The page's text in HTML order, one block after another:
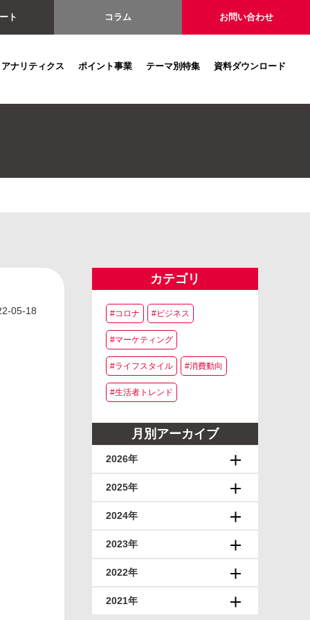
ト コラム お問い合わせ
アナリティクス ポイント事業 テーマ別特集 資料ダウンロード
05-18
カテゴリ
#コロナ #ビジネス
#マーケティング
#ライフスタイル #消費動向
#生活者トレンド
月別アーカイブ
2026年
2025年
2024年
2023年
2022年
2021年